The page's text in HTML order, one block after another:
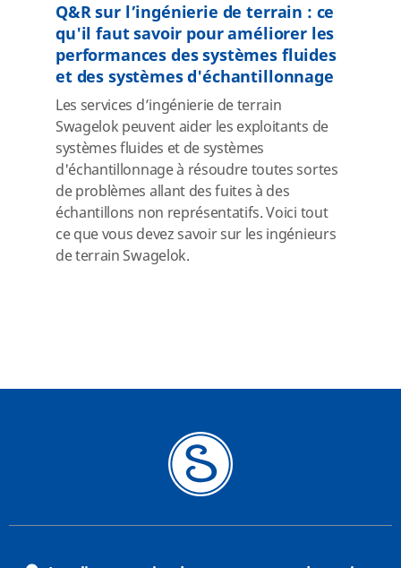
Q&R sur l’ingénierie de terrain : ce
qu'il faut savoir pour améliorer les
performances des systèmes fluides
et des systèmes d'échantillonnage
Les services d’ingénierie de terrain
Swagelok peuvent aider les exploitants de
systèmes fluides et de systèmes
d'échantillonnage à résoudre toutes sortes
de problèmes allant des fuites à des
échantillons non représentatifs. Voici tout
ce que vous devez savoir sur les ingénieurs
de terrain Swagelok.